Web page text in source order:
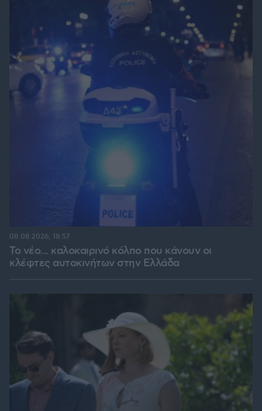
Το νέο... καλοκαιρινό κόλπο που κάνουν οι
κλέφτες αυτοκινήτων στην Ελλάδα
08.08.2026, 18:57